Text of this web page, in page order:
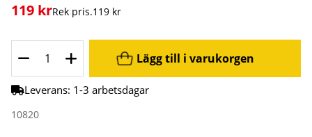
119 krRek pris.119 kr
Lägg till i varukorgen
Leverans: 1-3 arbetsdagar
10820